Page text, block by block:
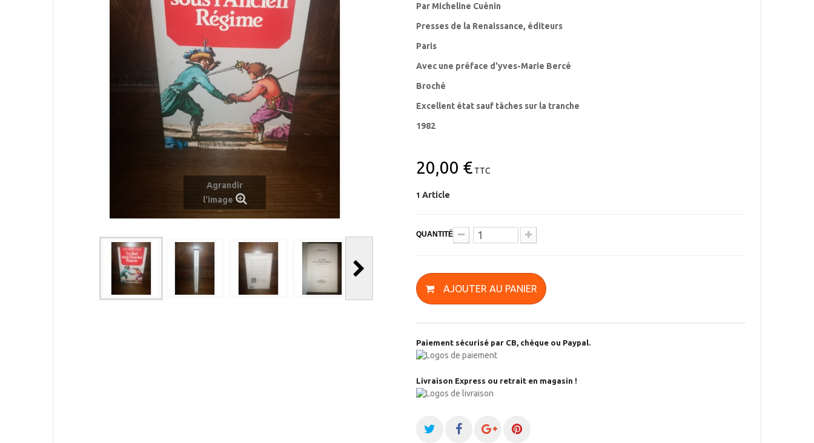
Agrandir
l'image
Par Micheline Cuénin
Presses de la Renaissance, éditeurs
Paris
Avec une préface d'yves-Marie Bercé
Broché
Excellent état sauf tâches sur la tranche
1982
20,00 € TTC
1 Article
QUANTITÉ
AJOUTER AU PANIER
Paiement sécurisé par CB, chèque ou Paypal.
Livraison Express ou retrait en magasin !